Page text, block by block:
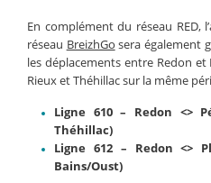
En complément du réseau RED,
réseau BreizhGo sera également
les déplacements entre Redon
Rieux et Théhillac sur la même
Ligne 610 – Redon <>
Théhillac)
Ligne 612 – Redon <>
Bains/Oust)